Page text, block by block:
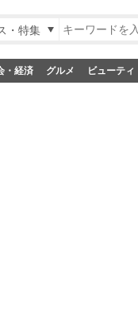
・特集
・経済 グルメ ビューティ